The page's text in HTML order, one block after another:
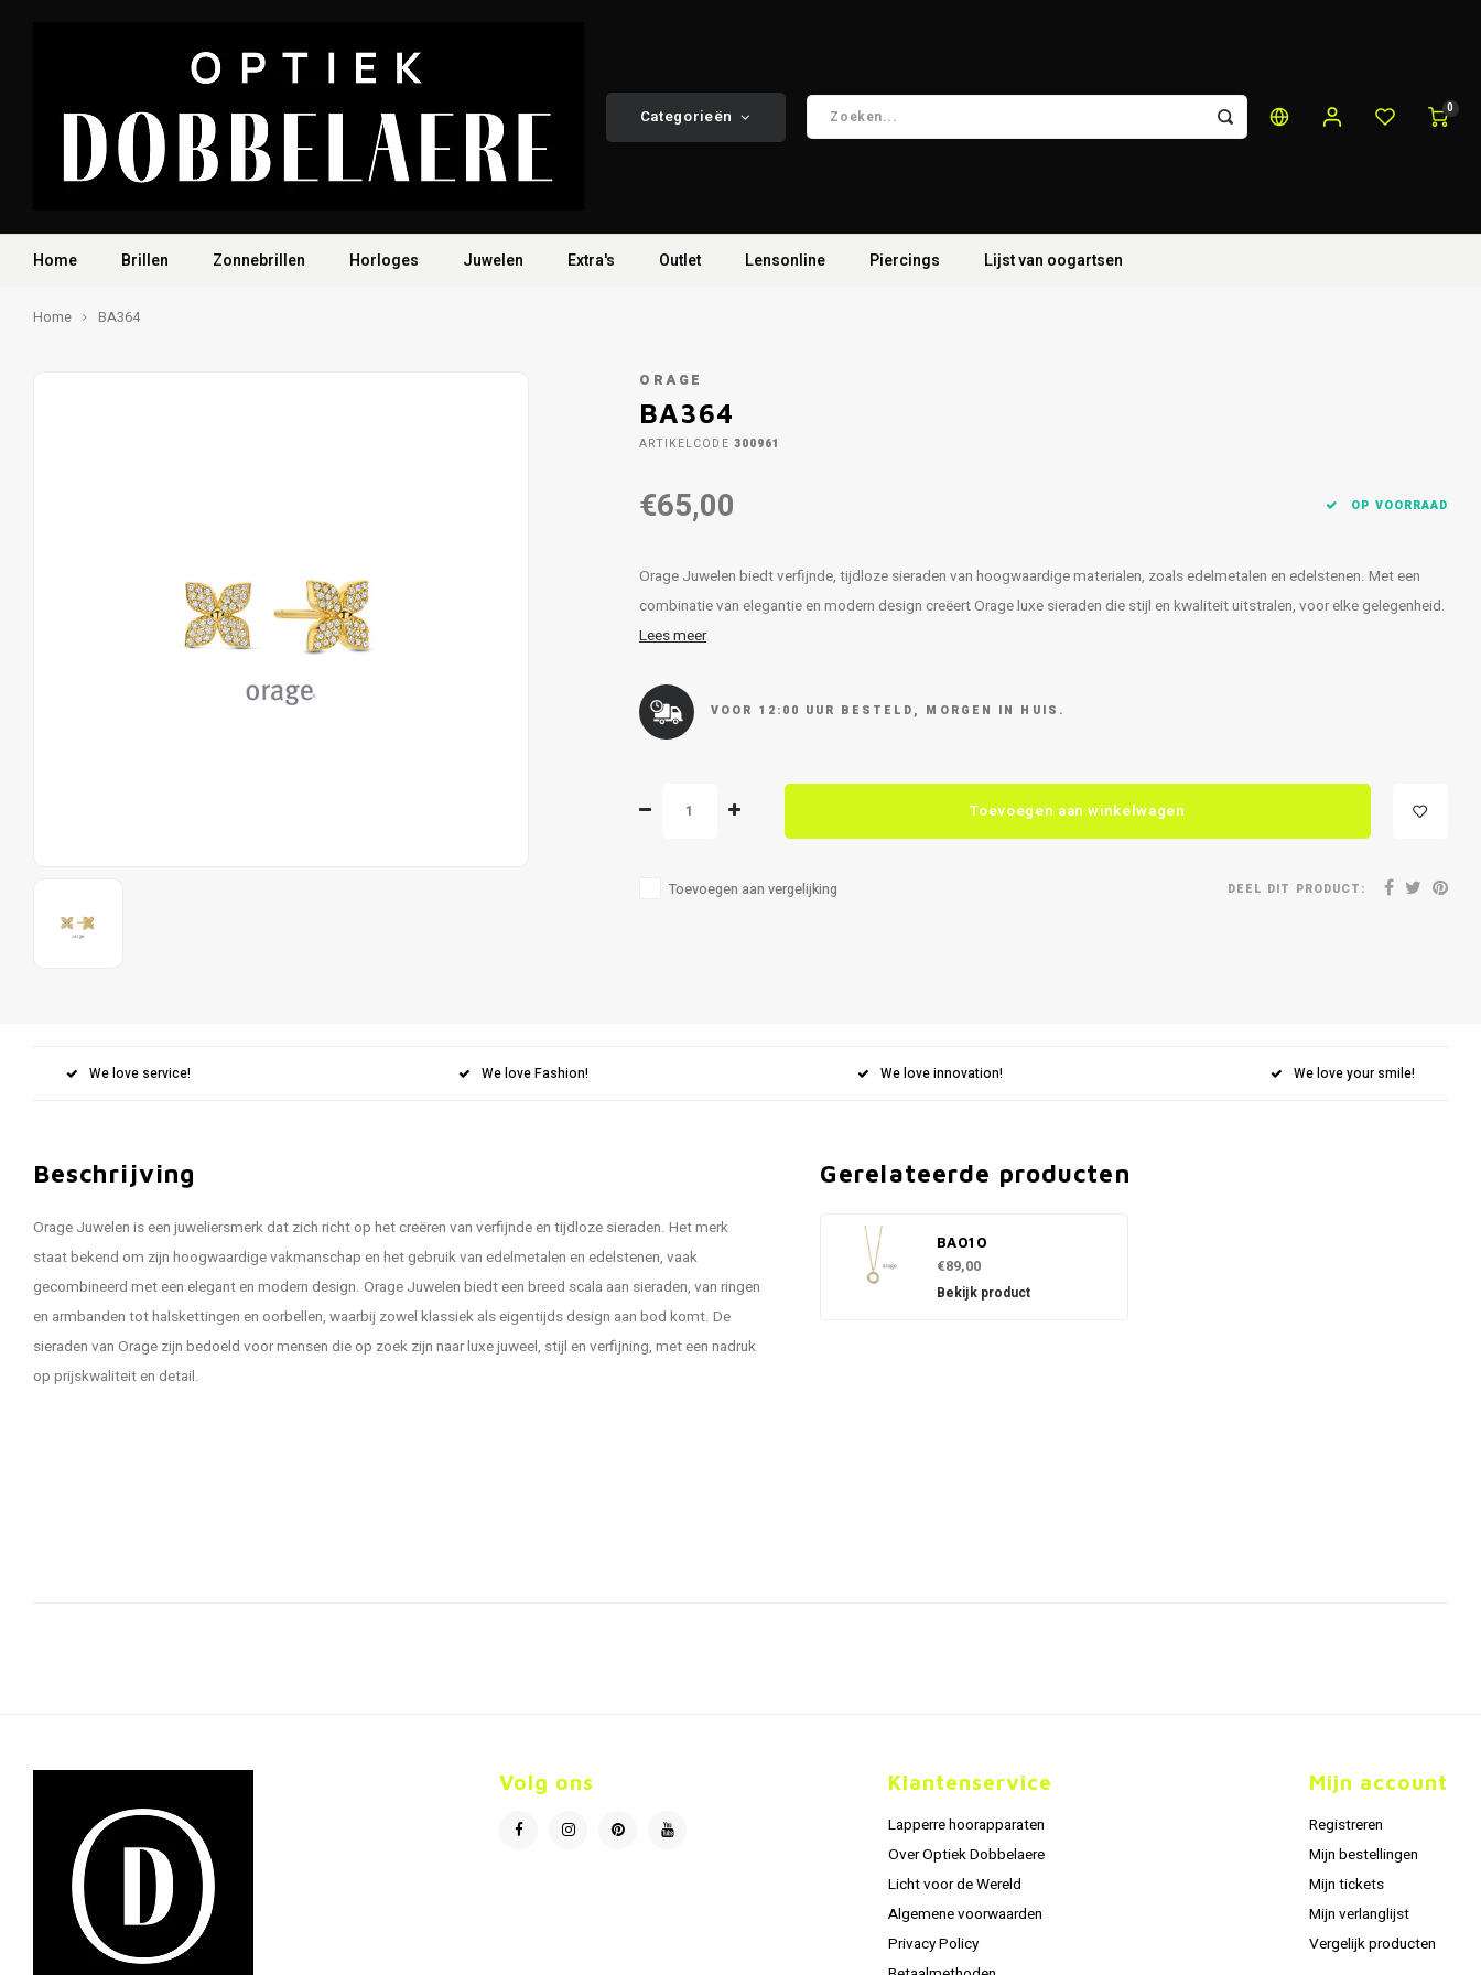
Categorieën 0
Home Brillen Zonnebrillen Horloges Juwelen Extra's Outlet Lensonline Piercings Lijst van oogartsen
Home BA364
ORAGE
BA364
ARTIKELCODE 300961
€65,00 OP VOORRAAD
Orage Juwelen biedt verfijnde, tijdloze sieraden van hoogwaardige materialen, zoals edelmetalen en edelstenen. Met een
combinatie van elegantie en modern design creëert Orage luxe sieraden die stijl en kwaliteit uitstralen, voor elke gelegenheid.
Lees meer
VOOR 12:00 UUR BESTELD, MORGEN IN HUIS.
Toevoegen aan winkelwagen
Toevoegen aan vergelijking DEEL DIT PRODUCT:
We love service! We love Fashion! We love innovation! We love your smile!
Beschrijving
Orage Juwelen is een juweliersmerk dat zich richt op het creëren van verfijnde en tijdloze sieraden. Het merk
staat bekend om zijn hoogwaardige vakmanschap en het gebruik van edelmetalen en edelstenen, vaak
gecombineerd met een elegant en modern design. Orage Juwelen biedt een breed scala aan sieraden, van ringen
en armbanden tot halskettingen en oorbellen, waarbij zowel klassiek als eigentijds design aan bod komt. De
sieraden van Orage zijn bedoeld voor mensen die op zoek zijn naar luxe juweel, stijl en verfijning, met een nadruk
op prijskwaliteit en detail.
Gerelateerde producten
BA010
€89,00
Bekijk product
Volg ons Klantenservice
Lapperre hoorapparaten
Over Optiek Dobbelaere
Licht voor de Wereld
Algemene voorwaarden
Privacy Policy
Mijn account
Registreren
Mijn bestellingen
Mijn tickets
Mijn verlanglijst
Vergelijk producten